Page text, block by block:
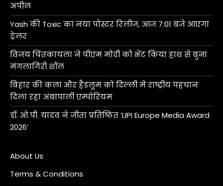
अपील
Yash की Toxic का नया पोस्टर रिलीज, आज 7:01 बजे आएगा
ट्रेलर
विजय चिंतकायला ने पीएम मोदी को भेंट किया हाथ से बुना
मंगलागिरी शॉल
बिहार की कला और हैंडलूम को दिल्ली में राष्ट्रीय पहचान
दिला रहा अंबापाली एम्पोरियम
डॉ. ओ.पी. यादव ने जीता प्रतिष्ठित ‘LIPI Europe Media Award
2026’
About Us
Terms & Conditions